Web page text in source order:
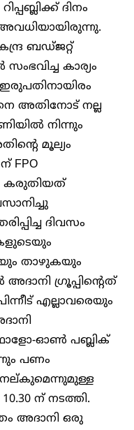
ദിനം
ബഡ്ജറ്റ്
കാര്യം
അതിനോട് നല്ല
നിന്നും
മൂല്യം
FPO
കരുതിയത്
ദിവസം
താഴുകയും
ഗ്രൂപ്പിന്റെത്
എല്ലാവരെയും
ഓൺ പബ്ലിക്
പണം
നല്കുമെന്നുമുള്ള
ന് നടത്തി.
അദാനി ഒരു